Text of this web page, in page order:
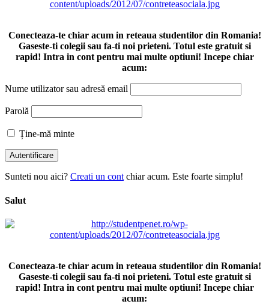
Conecteaza-te chiar acum in reteaua studentilor din Romania!
Gaseste-ti colegii sau fa-ti noi prieteni. Totul este gratuit si
rapid! Intra in cont pentru mai multe optiuni! Incepe chiar
acum:
Nume utilizator sau adresă email
Parolă
Ține-mă minte
Sunteti nou aici? Creati un cont chiar acum. Este foarte simplu!
Salut
Conecteaza-te chiar acum in reteaua studentilor din Romania!
Gaseste-ti colegii sau fa-ti noi prieteni. Totul este gratuit si
rapid! Intra in cont pentru mai multe optiuni! Incepe chiar
acum: